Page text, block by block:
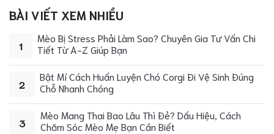
BÀI VIẾT XEM NHIỀU
1
Mèo Bị Stress Phải Làm Sao? Chuyên Gia Tư Vấn Chi
Tiết Từ A-Z Giúp Bạn
2
Bật Mí Cách Huấn Luyện Chó Corgi Đi Vệ Sinh Đúng
Chỗ Nhanh Chóng
3
Mèo Mang Thai Bao Lâu Thì Đẻ? Dấu Hiệu, Cách
Chăm Sóc Mèo Mẹ Bạn Cần Biết